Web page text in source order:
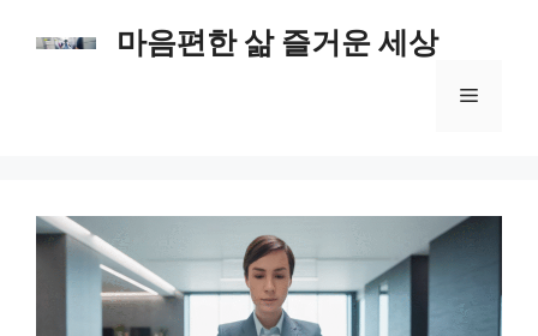
마음편한 삶 즐거운 세상
메